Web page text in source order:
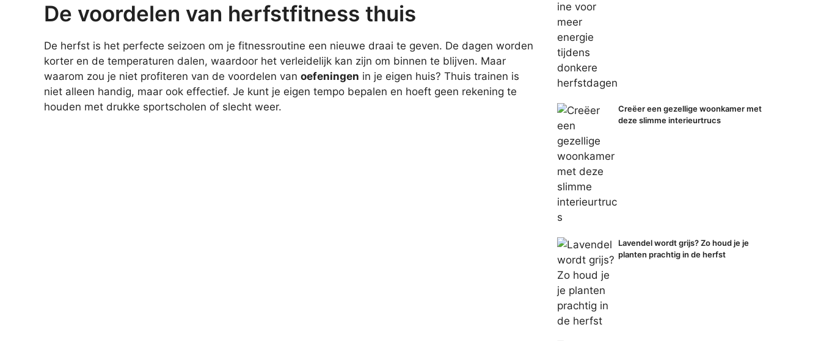
De voordelen van herfstfitness thuis
De herfst is het perfecte seizoen om je fitnessroutine een nieuwe draai te geven. De dagen worden
korter en de temperaturen dalen, waardoor het verleidelijk kan zijn om binnen te blijven. Maar
waarom zou je niet profiteren van de voordelen van oefeningen in je eigen huis? Thuis trainen is
niet alleen handig, maar ook effectief. Je kunt je eigen tempo bepalen en hoeft geen rekening te
houden met drukke sportscholen of slecht weer.
Creëer een gezellige woonkamer met
deze slimme interieurtrucs
Lavendel wordt grijs? Zo houd je je
planten prachtig in de herfst